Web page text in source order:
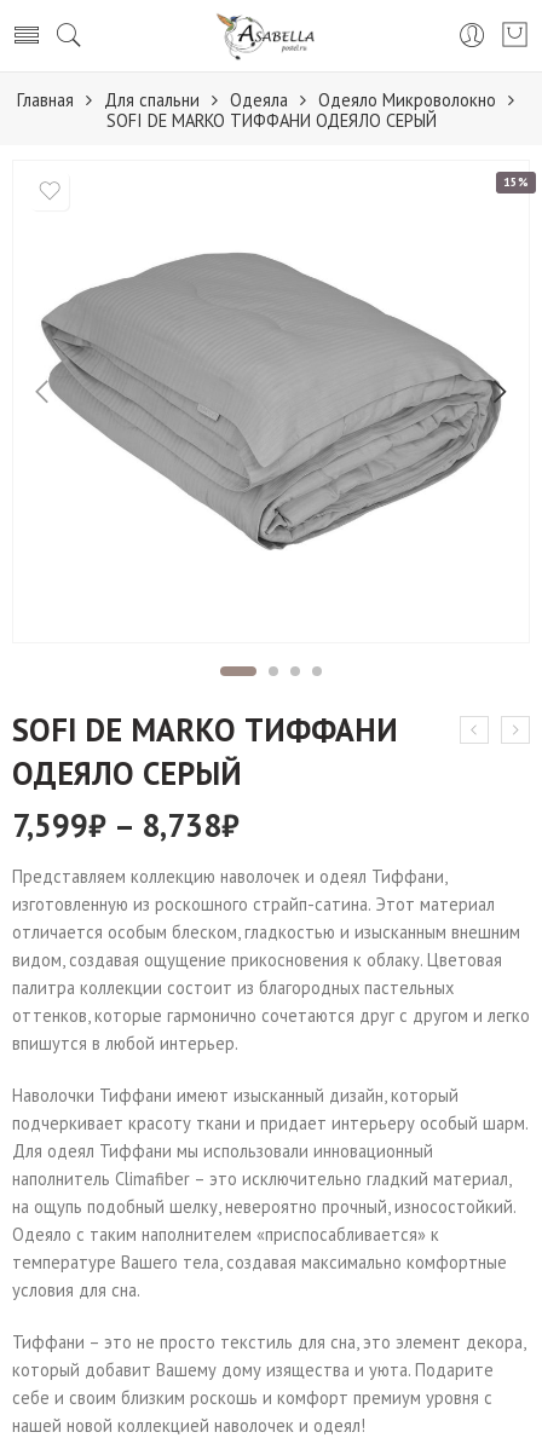
Главная Для спальни Одеяла
Одеяло Микроволокно
SOFI DE MARKO ТИФФАНИ ОДЕЯЛО СЕРЫЙ
15%
SOFI DE MARKO ТИФФАНИ
ОДЕЯЛО СЕРЫЙ
7,599₽ – 8,738₽
Представляем коллекцию наволочек и одеял Тиффани,
изготовленную из роскошного страйп-сатина. Этот материал
отличается особым блеском, гладкостью и изысканным внешним
видом, создавая ощущение прикосновения к облаку. Цветовая
палитра коллекции состоит из благородных пастельных
оттенков, которые гармонично сочетаются друг с другом и легко
впишутся в любой интерьер.
Наволочки Тиффани имеют изысканный дизайн, который
подчеркивает красоту ткани и придает интерьеру особый шарм.
Для одеял Тиффани мы использовали инновационный
наполнитель Climafiber – это исключительно гладкий материал,
на ощупь подобный шелку, невероятно прочный, износостойкий.
Одеяло с таким наполнителем «приспосабливается» к
температуре Вашего тела, создавая максимально комфортные
условия для сна.
Тиффани – это не просто текстиль для сна, это элемент декора,
который добавит Вашему дому изящества и уюта. Подарите
себе и своим близким роскошь и комфорт премиум уровня с
нашей новой коллекцией наволочек и одеял!